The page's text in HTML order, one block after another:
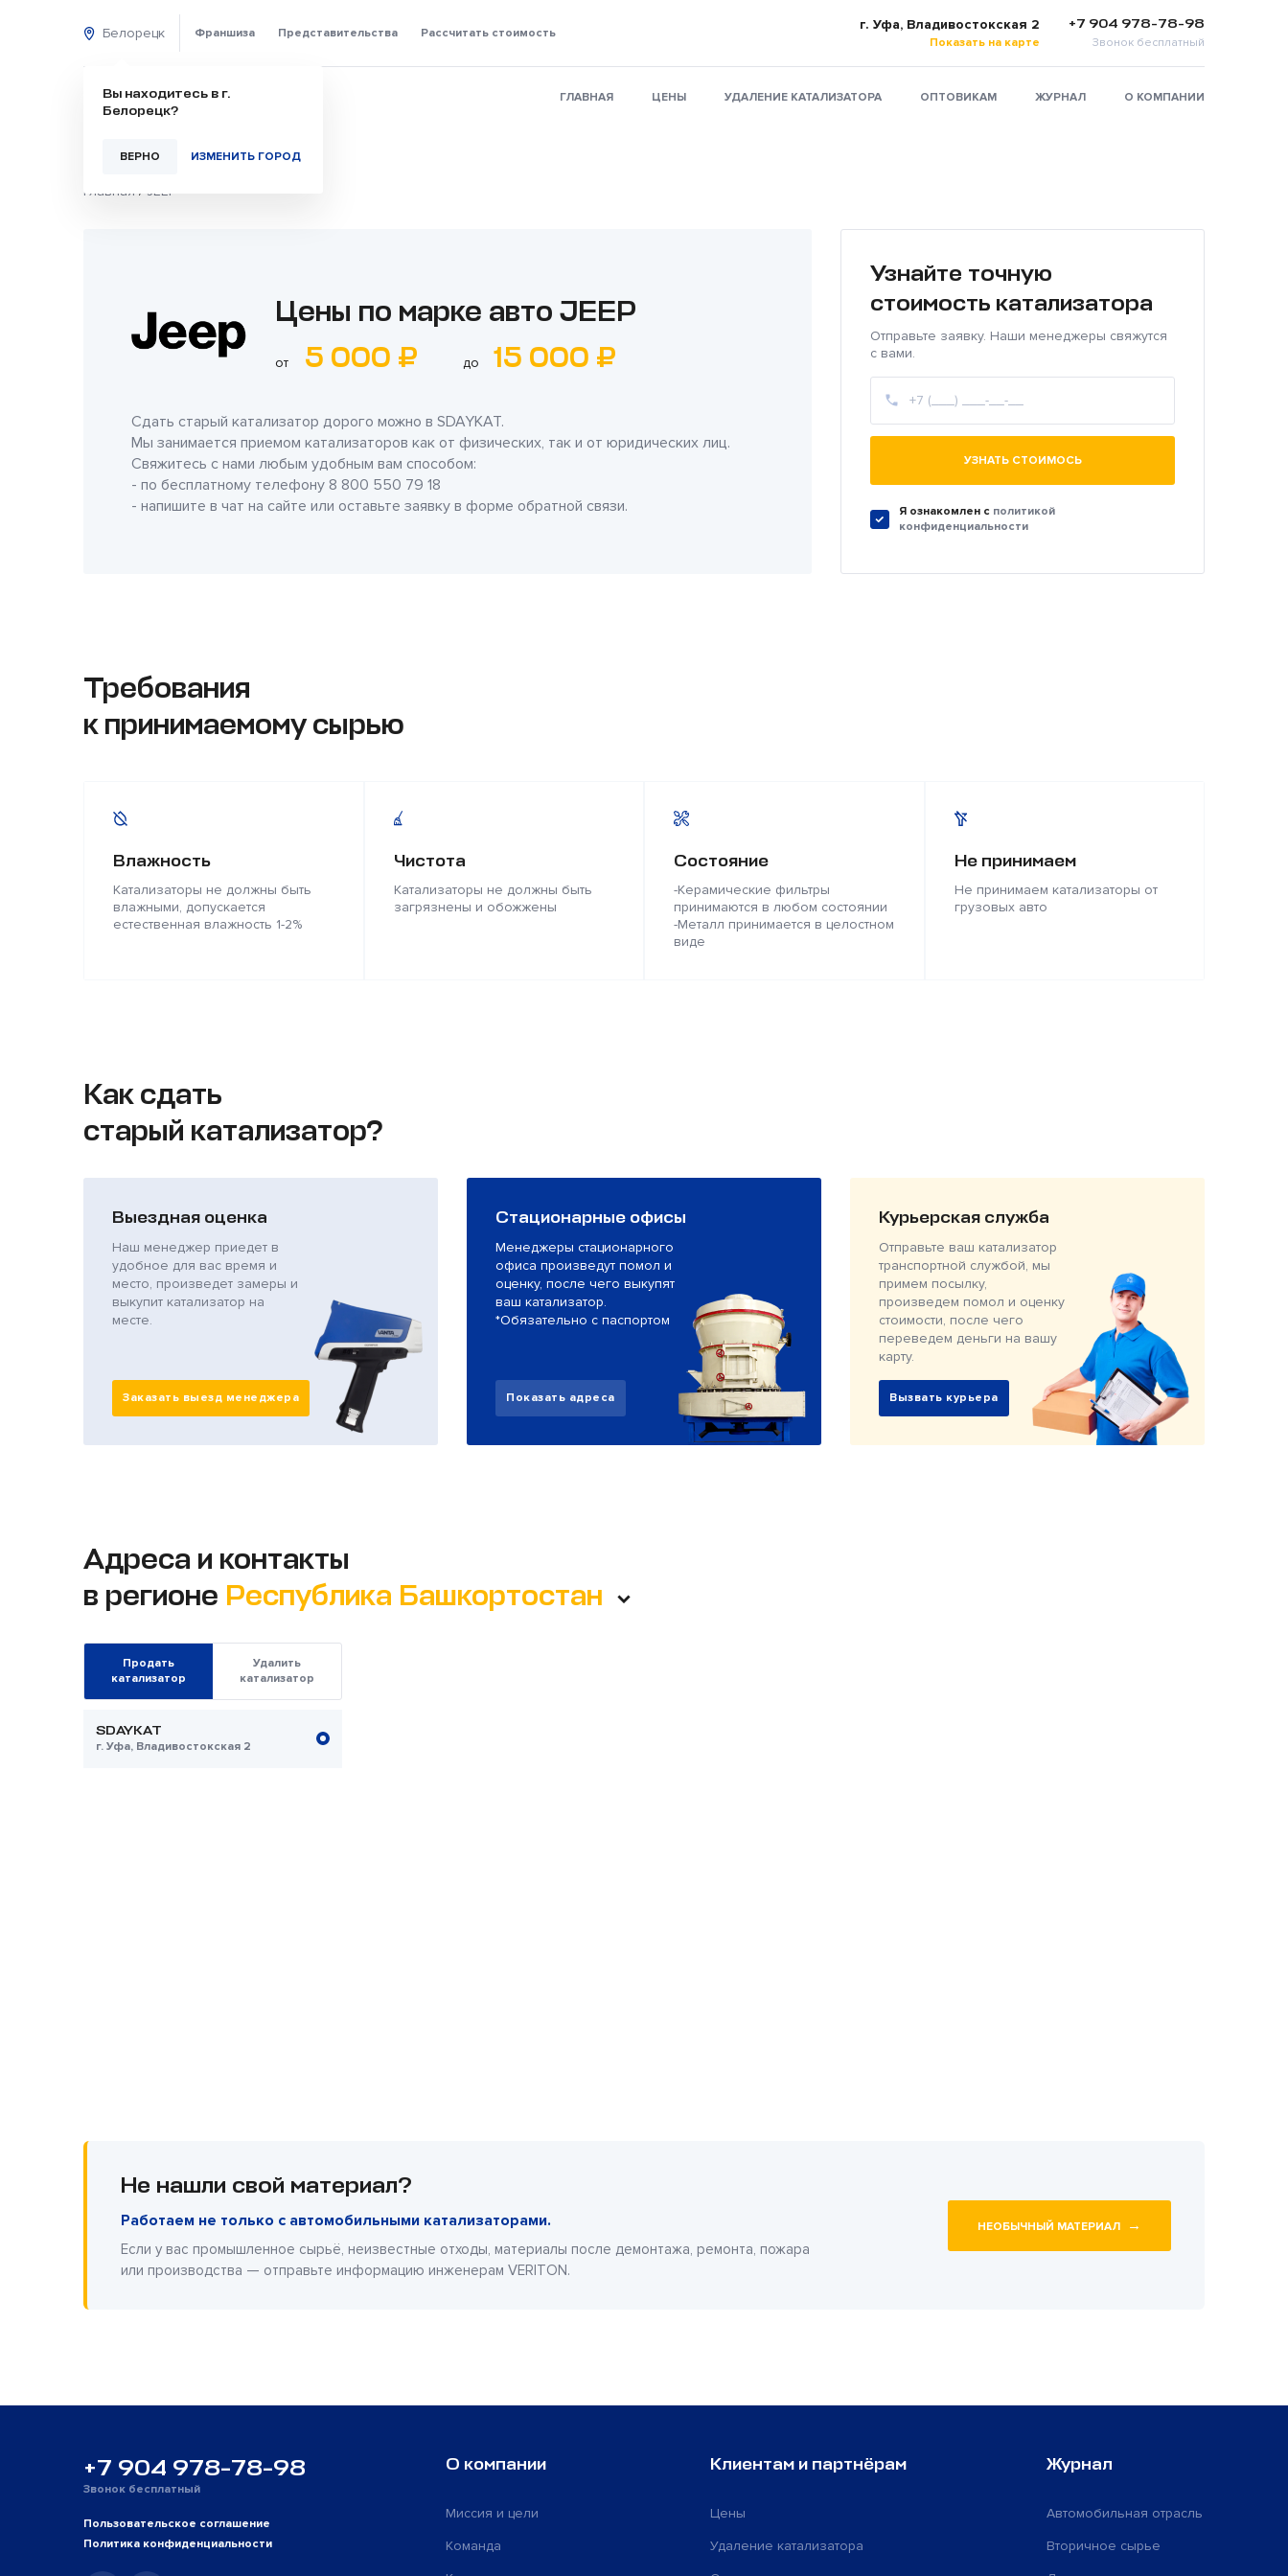
Белорецк
Вы находитесь в г.
Белорецк?
ВЕРНО ИЗМЕНИТЬ ГОРОД
Франшиза Представительства Рассчитать стоимость г. Уфа, Владивостокская 2
Показать на карте
+7 904 978-78-98
Звонок бесплатный
ГЛАВНАЯ ЦЕНЫ УДАЛЕНИЕ КАТАЛИЗАТОРА ОПТОВИКАМ ЖУРНАЛ О КОМПАНИИ
Главная / JEEP
Цены по марке авто JEEP
от 5 000 ₽ до 15 000 ₽
Сдать старый катализатор дорого можно в SDAYKAT.
Мы занимается приемом катализаторов как от физических, так и от юридических лиц.
Свяжитесь с нами любым удобным вам способом:
- по бесплатному телефону 8 800 550 79 18
- напишите в чат на сайте или оставьте заявку в форме обратной связи.
Узнайте точную
стоимость катализатора
Отправьте заявку. Наши менеджеры свяжутся
с вами.
УЗНАТЬ СТОИМОСЬ
Я ознакомлен c политикой
конфиденциальности
Требования
к принимаемому сырью
Влажность
Катализаторы не должны быть
влажными, допускается
естественная влажность 1-2%
Чистота
Катализаторы не должны быть
загрязнены и обожжены
Состояние
-Керамические фильтры
принимаются в любом состоянии
-Металл принимается в целостном
виде
Не принимаем
Не принимаем катализаторы от
грузовых авто
Как сдать
старый катализатор?
Выездная оценка
Наш менеджер приедет в
удобное для вас время и
место, произведет замеры и
выкупит катализатор на
месте.
Заказать выезд менеджера
Стационарные офисы
Менеджеры стационарного
офиса произведут помол и
оценку, после чего выкупят
ваш катализатор.
*Обязательно с паспортом
Показать адреса
Курьерская служба
Отправьте ваш катализатор
транспортной службой, мы
примем посылку,
произведем помол и оценку
стоимости, после чего
переведем деньги на вашу
карту.
Вызвать курьера
Адреса и контакты
в регионе Республика Башкортостан
Продать
катализатор
Удалить
катализатор
SDAYKAT
г. Уфа, Владивостокская 2
Не нашли свой материал?
Работаем не только с автомобильными катализаторами.
Если у вас промышленное сырьё, неизвестные отходы, материалы после демонтажа, ремонта, пожара
или производства — отправьте информацию инженерам VERITON.
НЕОБЫЧНЫЙ МАТЕРИАЛ →
+7 904 978-78-98
Звонок бесплатный
Пользовательское соглашение
Политика конфиденциальности
О компании
Миссия и цели
Команда
Клиентам и партнёрам
Цены
Удаление катализатора
Журнал
Автомобильная отрасль
Вторичное сырье